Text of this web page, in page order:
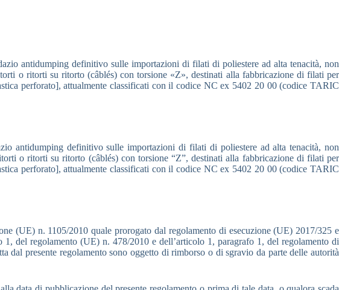
antidumping definitivo sulle importazioni di filati di poliestere ad alta tenacità, non
o ritorti su ritorto (câblés) con torsione «Z», destinati alla fabbricazione di filati per
perforato], attualmente classificati con il codice NC ex 5402 20 00 (codice TARIC
antidumping definitivo sulle importazioni di filati di poliestere ad alta tenacità, non
o ritorti su ritorto (câblés) con torsione “Z”, destinati alla fabbricazione di filati per
perforato], attualmente classificati con il codice NC ex 5402 20 00 (codice TARIC
(UE) n. 1105/2010 quale prorogato dal regolamento di esecuzione (UE) 2017/325 e
del regolamento (UE) n. 478/2010 e dell’articolo 1, paragrafo 1, del regolamento di
presente regolamento sono oggetto di rimborso o di sgravio da parte delle autorità